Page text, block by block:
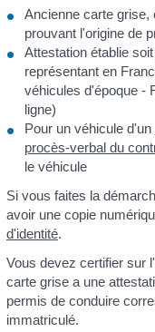
Ancienne carte
prouvant l'origine de
Attestation établie
représentant en
véhicules d'époque -
ligne)
Pour un véhicule d'un
procès-verbal du
le véhicule
Si vous faites la
avoir une copie
d'identité.
Vous devez certifier sur
carte grise a une
permis de conduire
immatriculé.